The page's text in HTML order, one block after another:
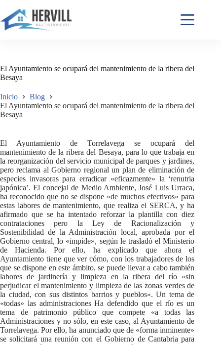
El Ayuntamiento se ocupará del mantenimiento de la ribera del
Besaya
Inicio
Blog
El Ayuntamiento se ocupará del mantenimiento de la ribera del
Besaya
El Ayuntamiento de Torrelavega se ocupará del
mantenimiento de la ribera del Besaya, para lo que trabaja en
la reorganización del servicio municipal de parques y jardines,
pero reclama al Gobierno regional un plan de eliminación de
especies invasoras para erradicar «eficazmente» la ‘renutria
japónica’. El concejal de Medio Ambiente, José Luis Urraca,
ha reconocido que no se dispone «de muchos efectivos» para
estas labores de mantenimiento, que realiza el SERCA, y ha
afirmado que se ha intentado reforzar la plantilla con diez
contrataciones pero la Ley de Racionalización y
Sostenibilidad de la Administración local, aprobada por el
Gobierno central, lo «impide», según le trasladó el Ministerio
de Hacienda. Por ello, ha explicado que ahora el
Ayuntamiento tiene que ver cómo, con los trabajadores de los
que se dispone en este ámbito, se puede llevar a cabo también
labores de jardinería y limpieza en la ribera del río «sin
perjudicar el mantenimiento y limpieza de las zonas verdes de
la ciudad, con sus distintos barrios y pueblos». Un tema de
«todas» las administraciones Ha defendido que el río es un
tema de patrimonio público que compete «a todas las
Administraciones y no sólo, en este caso, al Ayuntamiento de
Torrelavega. Por ello, ha anunciado que de «forma inminente»
se solicitará una reunión con el Gobierno de Cantabria para